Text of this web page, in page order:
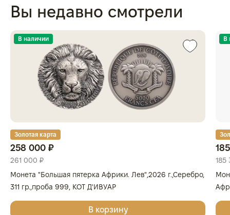
Вы недавно смотрели
В наличии
Золотая карта
258 000 ₽
261 000 ₽
Монета "Большая пятерка Африки. Лев",2026 г.,Серебро,
311 гр.,проба 999, КОТ Д'ИВУАР
В корзину
В
185